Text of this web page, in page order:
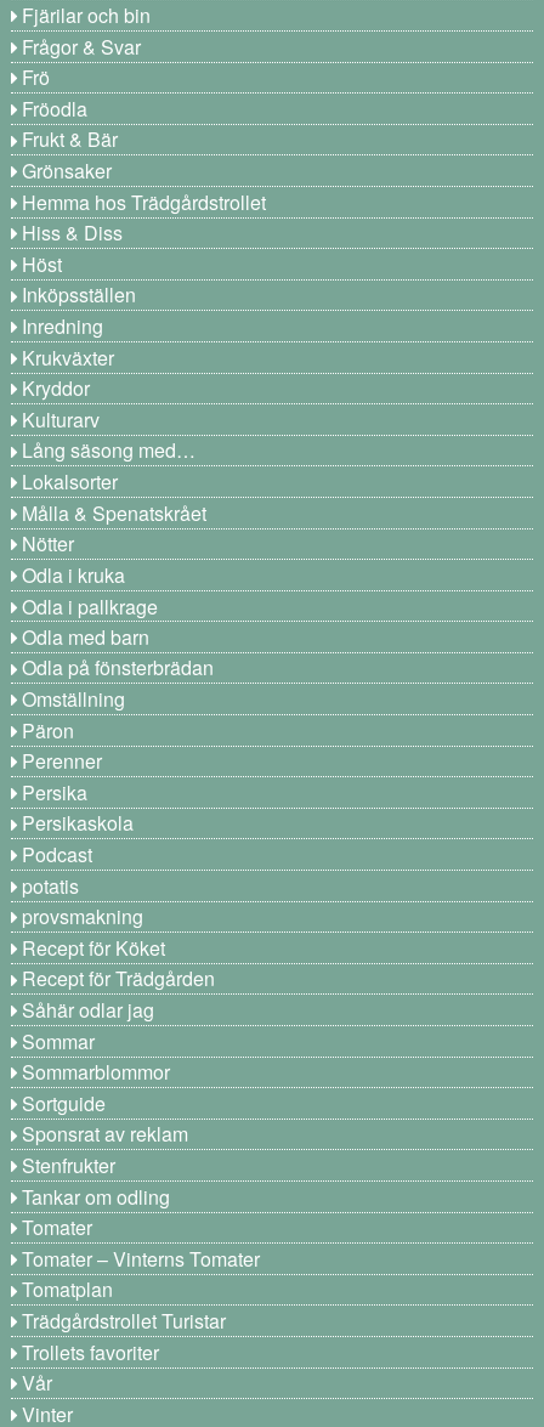
Fjärilar och bin
Frågor & Svar
Frö
Fröodla
Frukt & Bär
Grönsaker
Hemma hos Trädgårdstrollet
Hiss & Diss
Höst
Inköpsställen
Inredning
Krukväxter
Kryddor
Kulturarv
Lång säsong med…
Lokalsorter
Målla & Spenatskrået
Nötter
Odla i kruka
Odla i pallkrage
Odla med barn
Odla på fönsterbrädan
Omställning
Päron
Perenner
Persika
Persikaskola
Podcast
potatis
provsmakning
Recept för Köket
Recept för Trädgården
Såhär odlar jag
Sommar
Sommarblommor
Sortguide
Sponsrat av reklam
Stenfrukter
Tankar om odling
Tomater
Tomater – Vinterns Tomater
Tomatplan
Trädgårdstrollet Turistar
Trollets favoriter
Vår
Vinter